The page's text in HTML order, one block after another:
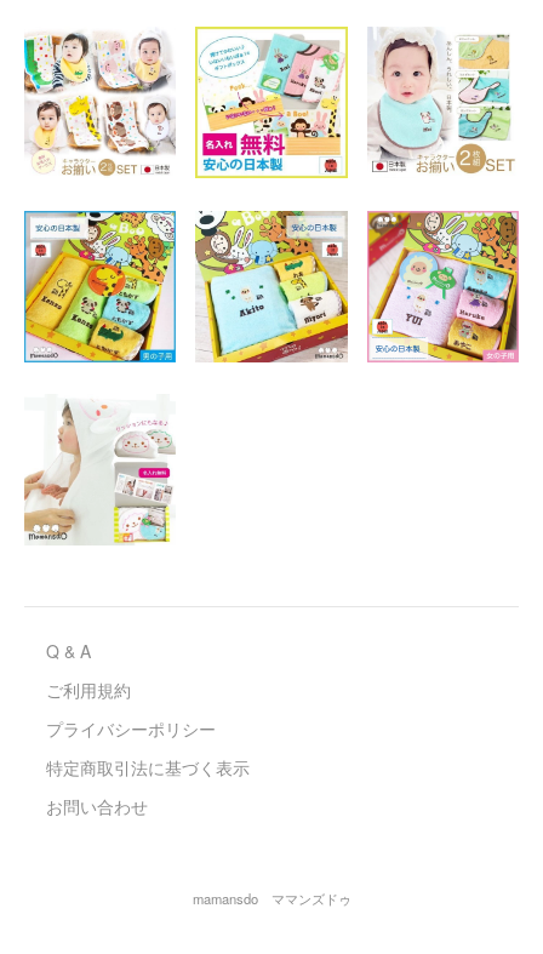
Q & A
ご利用規約
プライバシーポリシー
特定商取引法に基づく表示
お問い合わせ
mamansdo ママンズドゥ